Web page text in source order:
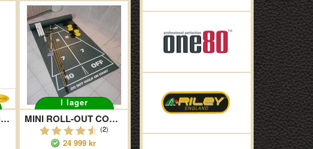
Shufflebräda Och Curling
I lager
MINI ROLL-OUT COURT PACK
(2)
24 999 kr